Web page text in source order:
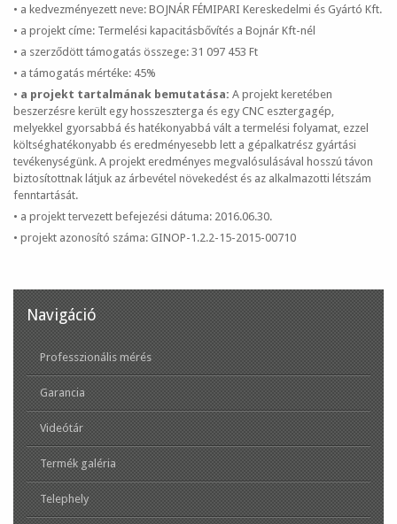
• a kedvezményezett neve: BOJNÁR FÉMIPARI Kereskedelmi és Gyártó Kft.
• a projekt címe: Termelési kapacitásbővítés a Bojnár Kft-nél
• a szerződött támogatás összege: 31 097 453 Ft
• a támogatás mértéke: 45%
• a projekt tartalmának bemutatása: A projekt keretében
beszerzésre került egy hosszeszterga és egy CNC esztergagép,
melyekkel gyorsabbá és hatékonyabbá vált a termelési folyamat, ezzel
költséghatékonyabb és eredményesebb lett a gépalkatrész gyártási
tevékenységünk. A projekt eredményes megvalósulásával hosszú távon
biztosítottnak látjuk az árbevétel növekedést és az alkalmazotti létszám
fenntartását.
• a projekt tervezett befejezési dátuma: 2016.06.30.
• projekt azonosító száma: GINOP-1.2.2-15-2015-00710
Navigáció
Professzionális mérés
Garancia
Videótár
Termék galéria
Telephely